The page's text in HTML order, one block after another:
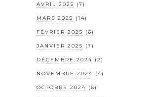
AVRIL 2025 (7)
MARS 2025 (14)
FÉVRIER 2025 (6)
JANVIER 2025 (7)
DÉCEMBRE 2024 (2)
NOVEMBRE 2024 (4)
OCTOBRE 2024 (6)